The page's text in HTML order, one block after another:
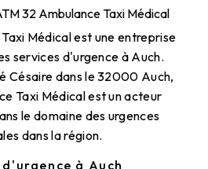
32 Ambulance Taxi Médical
Médical est une entreprise
services d'urgence à Auch.
Césaire dans le 32000 Auch,
Taxi Médical est un acteur
le domaine des urgences
dans la région.
à Auch